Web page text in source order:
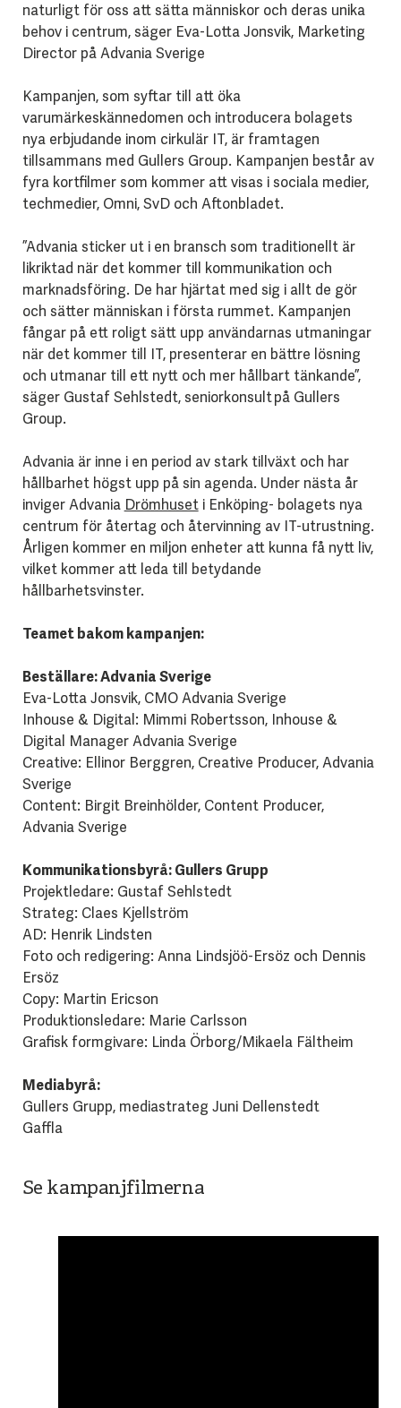
naturligt för oss att sätta människor och deras unika
behov i centrum, säger Eva-Lotta Jonsvik, Marketing
Director på Advania Sverige
Kampanjen, som syftar till att öka
varumärkeskännedomen och introducera bolagets
nya erbjudande inom cirkulär IT, är framtagen
tillsammans med Gullers Group. Kampanjen består av
fyra kortfilmer som kommer att visas i sociala medier,
techmedier, Omni, SvD och Aftonbladet.
”Advania sticker ut i en bransch som traditionellt är
likriktad när det kommer till kommunikation och
marknadsföring. De har hjärtat med sig i allt de gör
och sätter människan i första rummet. Kampanjen
fångar på ett roligt sätt upp användarnas utmaningar
när det kommer till IT, presenterar en bättre lösning
och utmanar till ett nytt och mer hållbart tänkande”,
säger Gustaf Sehlstedt, seniorkonsult på Gullers
Group.
Advania är inne i en period av stark tillväxt och har
hållbarhet högst upp på sin agenda. Under nästa år
inviger Advania Drömhuseti Enköping- bolagets nya
centrum för återtag och återvinning av IT-utrustning.
Årligen kommer en miljon enheter att kunna få nytt liv,
vilket kommer att leda till betydande
hållbarhetsvinster.
Teamet bakom kampanjen:
Beställare: Advania Sverige
Eva-Lotta Jonsvik, CMO Advania Sverige
Inhouse & Digital: Mimmi Robertsson, Inhouse &
Digital Manager Advania Sverige
Creative: Ellinor Berggren, Creative Producer, Advania
Sverige
Content: Birgit Breinhölder, Content Producer,
Advania Sverige
Kommunikationsbyrå: Gullers Grupp
Projektledare: Gustaf Sehlstedt
Strateg: Claes Kjellström
AD: Henrik Lindsten
Foto och redigering: Anna Lindsjöö-Ersöz och Dennis
Ersöz
Copy: Martin Ericson
Produktionsledare: Marie Carlsson
Grafisk formgivare: Linda Örborg/Mikaela Fältheim
Mediabyrå:
Gullers Grupp, mediastrateg Juni Dellenstedt
Gaffla
Se kampanjfilmerna